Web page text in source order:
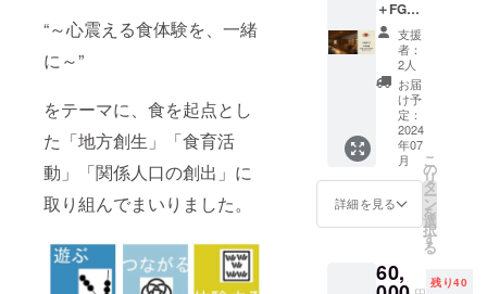
“～心震える食体験を、一緒
に～”
をテーマに、食を起点とし
た「地方創生」「食育活
動」「関係人口の創出」に
取り組んでまいりました。
・消費
者・・・・
・食の出所
や文化を学
び、審美眼
を養う。良
いものを選
択し、正し
い対価を払
する。
に表記
されま
す。商
品開封
前には
必ずお
届けの
リター
ンに貼
付され
たラベ
ルや注
さい。
有効期
間は
2024年
12月末
までと
させて
いただ
きま
す。 ※
２, 『究
極の米
とおに
会』は8
(土)17:0
0～を予
＋FGJ
年会費
6,000円
のお食
事券を6
枚と、
FGJコ
ミュニ
ティの
年会費
(18,000
円)を提
供いた
しま
お食事
券の有
支援
者：
2人
お届
け予
定：
2024
年07
月
詳細を見る
こ
の
リ
タ
ー
ン
を
選
択
す
る
60, 残り40